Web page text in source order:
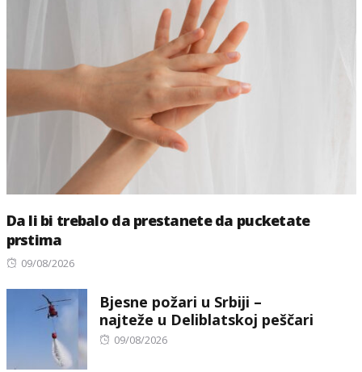
Da li bi trebalo da prestanete da pucketate
prstima
Posted
09/08/2026
Bjesne požari u Srbiji –
najteže u Deliblatskoj peščari
Posted
09/08/2026